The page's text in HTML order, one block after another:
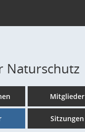
Naturschutz
Mitglieder
Sitzungen